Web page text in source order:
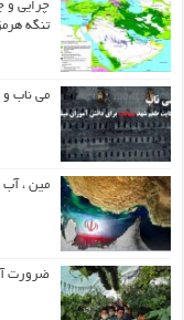
چرایی و
تنگه
می ناب و
مین ، آب
ضرورت